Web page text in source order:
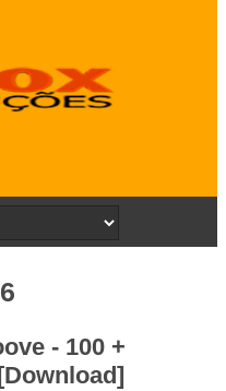
- 100 +